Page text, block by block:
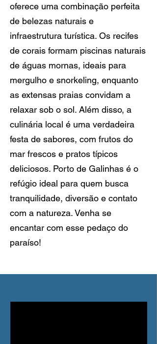
oferece uma combinação perfeita
de belezas naturais e
infraestrutura turística. Os recifes
de corais formam piscinas naturais
de águas mornas, ideais para
mergulho e snorkeling, enquanto
as extensas praias convidam a
relaxar sob o sol. Além disso, a
culinária local é uma verdadeira
festa de sabores, com frutos do
mar frescos e pratos típicos
deliciosos. Porto de Galinhas é o
refúgio ideal para quem busca
tranquilidade, diversão e contato
com a natureza. Venha se
encantar com esse pedaço do
paraíso!